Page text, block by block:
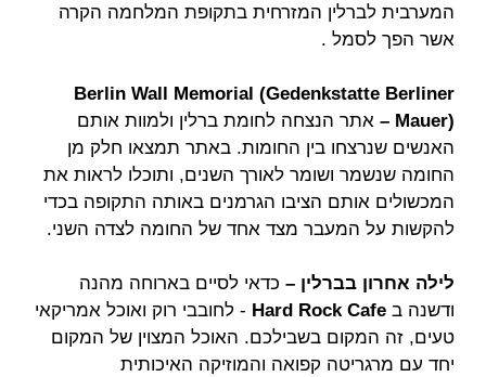
המערבית לברלין המזרחית בתקופת המלחמה הקרה
אשר הפך לסמל .
Berlin Wall Memorial (Gedenkstatte Berliner
Mauer) –
אתר הנצחה לחומת ברלין ולמוות אותם
האנשים שנרצחו בין החומות. באתר תמצאו חלק מן
החומה שנשמר ושומר לאורך השנים, ותוכלו לראות את
המכשולים אותם הציבו הגרמנים באותה התקופה בכדי
להקשות על המעבר מצד אחד של החומה לצדה השני.
לילה אחרון בברלין – כדאי לסיים בארוחה מהנה
ודשנה ב Hard Rock Cafe
- לחובבי רוק ואוכל אמריקאי
טעים, זה המקום בשבילכם. האוכל המצוין של המקום
יחד עם מרגריטה קפואה והמוזיקה האיכותית